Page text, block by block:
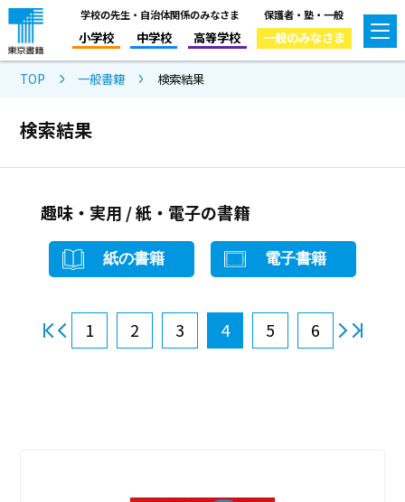
学校の先生・自治体関係のみなさま
小学校 中学校 高等学校
保護者・塾・一般
一般のみなさま
TOP 一般書籍 検索結果
検索結果
趣味・実用 / 紙・電子の書籍
紙の書籍 電子書籍
1 2 3 4 5 6